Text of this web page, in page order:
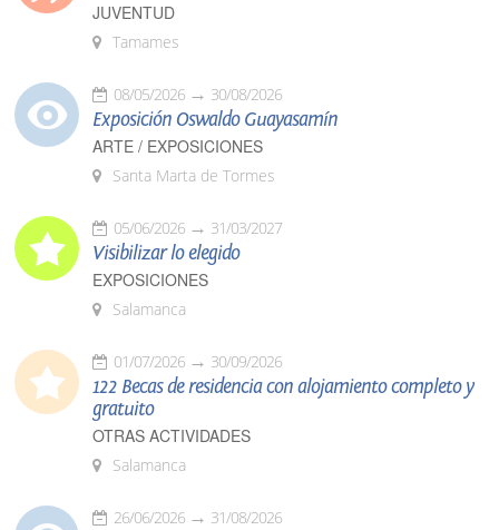
JUVENTUD
Tamames
08/05/2026 30/08/2026
Exposición Oswaldo Guayasamín
ARTE / EXPOSICIONES
Santa Marta de Tormes
05/06/2026 31/03/2027
Visibilizar lo elegido
EXPOSICIONES
Salamanca
01/07/2026 30/09/2026
122 Becas de residencia con alojamiento completo y
gratuito
OTRAS ACTIVIDADES
Salamanca
26/06/2026 31/08/2026